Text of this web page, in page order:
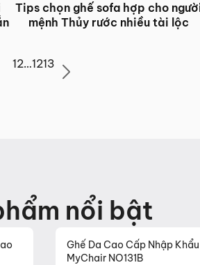
Tips chọn ghế sofa hợp cho
mệnh Thủy rước nhiều tài lộc
12…1213
nổi bật
Ghế Da Cao Cấp Nhập Khẩu
MyChair NO131B